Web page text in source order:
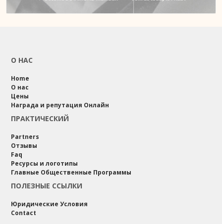
О НАС
Home
О нас
Цены
Награда и репутация Онлайн
ПРАКТИЧЕСКИЙ
Partners
Отзывы
Faq
Ресурсы и логотипы
Главные Общественные Программы
ПОЛЕЗНЫЕ ССЫЛКИ
Юридические Условия
Contact